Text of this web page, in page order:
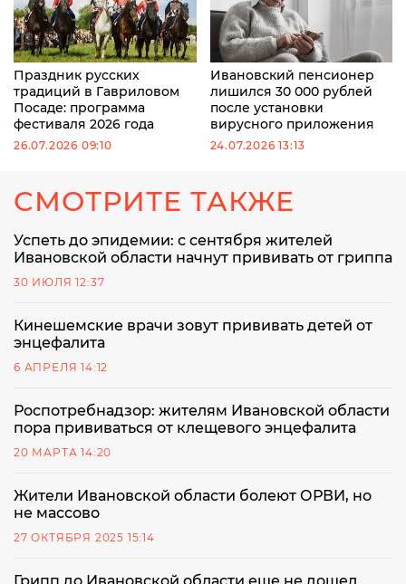
Праздник русских
традиций в Гавриловом
Посаде: программа
фестиваля 2026 года
26.07.2026 09:10
Ивановский пенсионер
лишился 30 000 рублей
после установки
вирусного приложения
24.07.2026 13:13
СМОТРИТЕ ТАКЖЕ
Успеть до эпидемии: с сентября жителей
Ивановской области начнут прививать от гриппа
30 ИЮЛЯ 12:37
Кинешемские врачи зовут прививать детей от
энцефалита
6 АПРЕЛЯ 14:12
Роспотребнадзор: жителям Ивановской области
пора прививаться от клещевого энцефалита
20 МАРТА 14:20
Жители Ивановской области болеют ОРВИ, но
не массово
27 ОКТЯБРЯ 2025 15:14